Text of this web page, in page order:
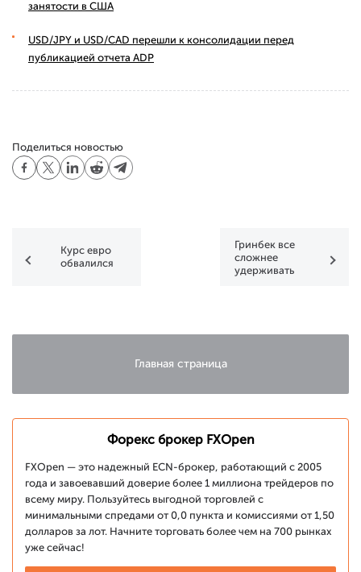
занятости в США
USD/JPY и USD/CAD перешли к консолидации перед
публикацией отчета ADP
Поделиться новостью
Курс евро
обвалился
Гринбек все
сложнее
удерживать
Главная страница
Форекс брокер FXOpen
FXOpen — это надежный ECN-брокер, работающий с 2005
года и завоевавший доверие более 1 миллиона трейдеров по
всему миру. Пользуйтесь выгодной торговлей с
минимальными спредами от 0,0 пункта и комиссиями от 1,50
долларов за лот. Начните торговать более чем на 700 рынках
уже сейчас!